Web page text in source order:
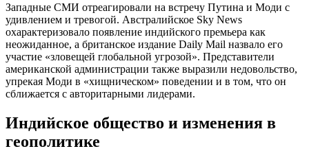
Западные СМИ отреагировали на встречу Путина и Моди с
удивлением и тревогой. Австралийское Sky News
охарактеризовало появление индийского премьера как
неожиданное, а британское издание Daily Mail назвало его
участие «зловещей глобальной угрозой». Представители
американской администрации также выразили недовольство,
упрекая Моди в «хищническом» поведении и в том, что он
сближается с авторитарными лидерами.
Индийское общество и изменения в
геополитике